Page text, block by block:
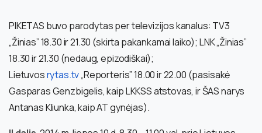
PIKETAS buvo parodytas per televizijos kanalus: TV3
„Žinias” 18.30 ir 21.30 (skirta pakankamai laiko); LNK „Žinias”
18.30 ir 21.30 (nedaug, epizodiškai);
Lietuvosrytas.tv„Reporteris” 18.00 ir 22.00 (pasisakė
Gasparas Genzbigelis, kaip LKKSS atstovas, ir ŠAS narys
Antanas Kliunka, kaip AT gynėjas).